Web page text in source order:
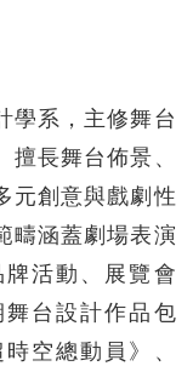
學系，主修舞台
長舞台佈景、
元創意與戲劇性
疇涵蓋劇場表演
活動、展覽會
台設計作品包
空總動員》、